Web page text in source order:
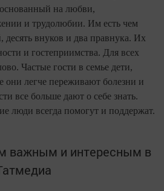
на любви,
и трудолюбии. Им есть чем
десять внуков и два правнука. Их
и гостеприимства. Для всех
Частые гости в семье дети,
они легче переживают болезни и
все больше дают о себе знать.
люди всегда помогут и поддержат.
важным и интересным в